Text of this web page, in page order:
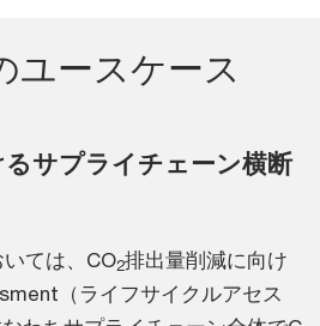
ユースケース
るサプライチェーン横断
ては、CO2排出量削減に向け
（ライフサイクルアセス